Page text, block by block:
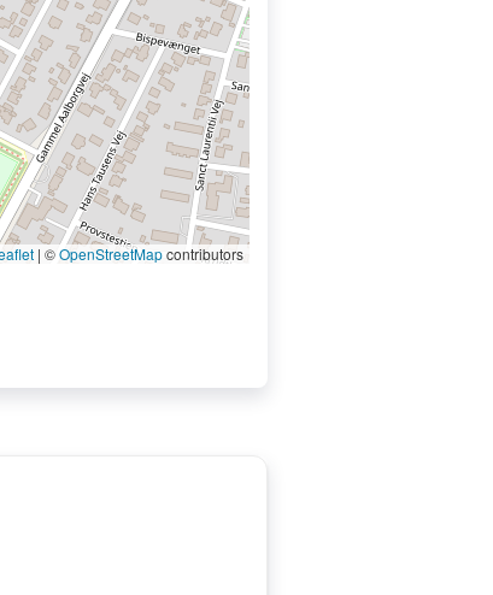
| ©OpenStreetMapcontributors